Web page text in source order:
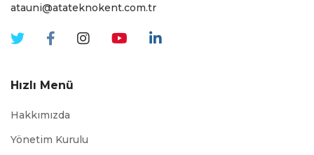
atauni@atateknokent.com.tr
Hızlı Menü
Hakkımızda
Yönetim Kurulu